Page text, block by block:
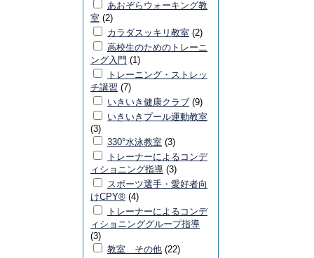
あおぞらウォーキング教
室 (2)
カラダスッキリ教室 (2)
高校生のためのトレーニ
ング入門 (1)
トレーニング・ストレッ
チ講習 (7)
いきいき健康クラブ (9)
いきいきプール運動教室
(3)
330°水泳教室 (3)
トレーナーによるコンデ
ィショニング指導 (3)
スポーツ選手・愛好者向
けCPY® (4)
トレーナーによるコンデ
ィショニンググループ指導
(3)
教室 その他 (22)